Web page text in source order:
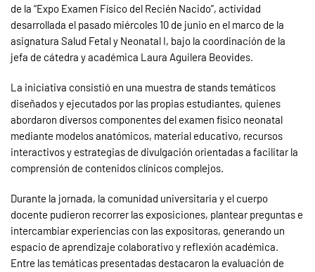
de la “Expo Examen Físico del Recién Nacido”, actividad
desarrollada el pasado miércoles 10 de junio en el marco de la
asignatura Salud Fetal y Neonatal I, bajo la coordinación de la
jefa de cátedra y académica Laura Aguilera Beovides.
La iniciativa consistió en una muestra de stands temáticos
diseñados y ejecutados por las propias estudiantes, quienes
abordaron diversos componentes del examen físico neonatal
mediante modelos anatómicos, material educativo, recursos
interactivos y estrategias de divulgación orientadas a facilitar la
comprensión de contenidos clínicos complejos.
Durante la jornada, la comunidad universitaria y el cuerpo
docente pudieron recorrer las exposiciones, plantear preguntas e
intercambiar experiencias con las expositoras, generando un
espacio de aprendizaje colaborativo y reflexión académica.
Entre las temáticas presentadas destacaron la evaluación de